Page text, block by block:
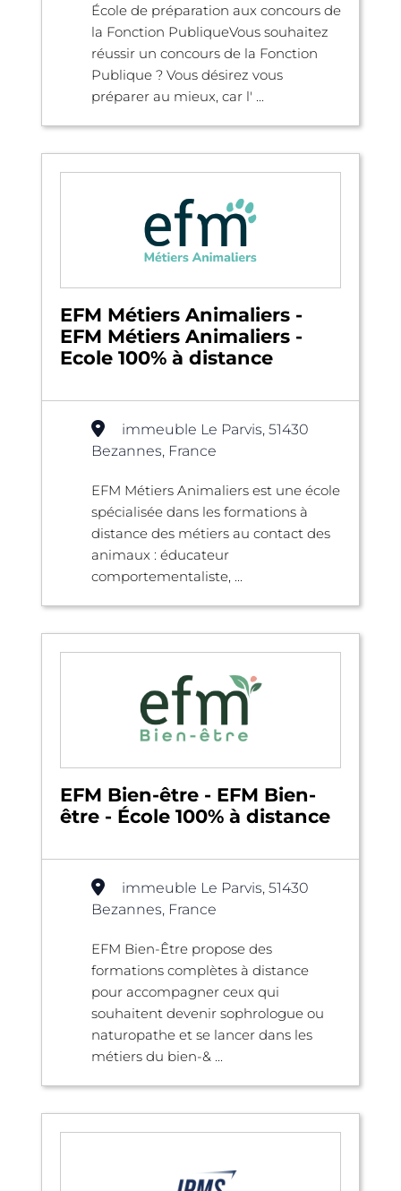
École de préparation aux concours de
la Fonction PubliqueVous souhaitez
réussir un concours de la Fonction
Publique ? Vous désirez vous
préparer au mieux, car l' ...
EFM Métiers Animaliers -
EFM Métiers Animaliers -
Ecole 100% à distance
immeuble Le Parvis, 51430
Bezannes, France
EFM Métiers Animaliers est une école
spécialisée dans les formations à
distance des métiers au contact des
animaux : éducateur
comportementaliste, ...
EFM Bien-être - EFM Bien-
être - École 100% à distance
immeuble Le Parvis, 51430
Bezannes, France
EFM Bien-Être propose des
formations complètes à distance
pour accompagner ceux qui
souhaitent devenir sophrologue ou
naturopathe et se lancer dans les
métiers du bien-& ...